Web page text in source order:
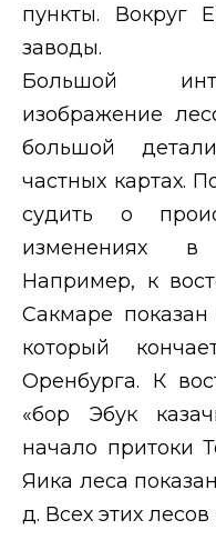
пункты. Вокруг
заводы.
Большой
изображение
большой
частных картах.
судить о
изменениях
Например, к
Сакмаре
который
Оренбурга. К
«бор Эбук
начало притоки
Яика леса
д. Всех этих